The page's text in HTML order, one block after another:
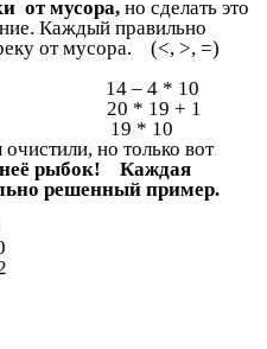
от мусора, но сделать это
Каждый правильно
от мусора. (<, >, =)
– 4 * 10
* 19 + 1
19 * 10
но только вот
неё рыбок! Каждая
решенный пример.